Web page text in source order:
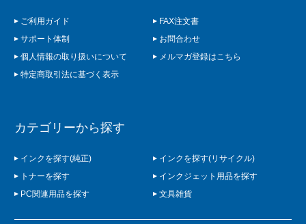
ご利用ガイド
FAX注文書
サポート体制
お問合わせ
個人情報の取り扱いについて
メルマガ登録はこちら
特定商取引法に基づく表示
カテゴリーから探す
インクを探す(純正)
インクを探す(リサイクル)
トナーを探す
インクジェット用品を探す
PC関連用品を探す
文具雑貨